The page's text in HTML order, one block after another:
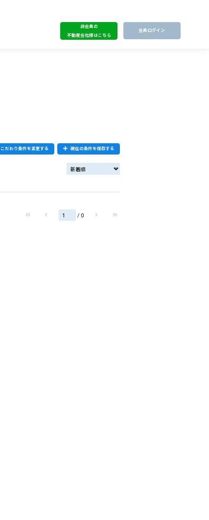
非会員の
不動産会社様はこちら
会員ログイン
こだわり条件を変更する 現在の条件を保存する
/ 0